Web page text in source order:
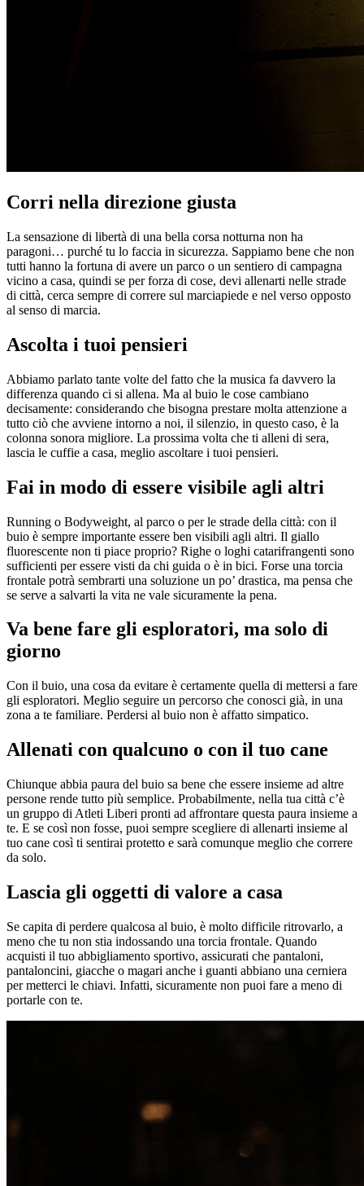
Corri nella direzione giusta
La sensazione di libertà di una bella corsa notturna non ha
paragoni… purché tu lo faccia in sicurezza. Sappiamo bene che non
tutti hanno la fortuna di avere un parco o un sentiero di campagna
vicino a casa, quindi se per forza di cose, devi allenarti nelle strade
di città, cerca sempre di correre sul marciapiede e nel verso opposto
al senso di marcia.
Ascolta i tuoi pensieri
Abbiamo parlato tante volte del fatto che la musica fa davvero la
differenza quando ci si allena. Ma al buio le cose cambiano
decisamente: considerando che bisogna prestare molta attenzione a
tutto ciò che avviene intorno a noi, il silenzio, in questo caso, è la
colonna sonora migliore. La prossima volta che ti alleni di sera,
lascia le cuffie a casa, meglio ascoltare i tuoi pensieri.
Fai in modo di essere visibile agli altri
Running o Bodyweight, al parco o per le strade della città: con il
buio è sempre importante essere ben visibili agli altri. Il giallo
fluorescente non ti piace proprio? Righe o loghi catarifrangenti sono
sufficienti per essere visti da chi guida o è in bici. Forse una torcia
frontale potrà sembrarti una soluzione un po’ drastica, ma pensa che
se serve a salvarti la vita ne vale sicuramente la pena.
Va bene fare gli esploratori, ma solo di
giorno
Con il buio, una cosa da evitare è certamente quella di mettersi a fare
gli esploratori. Meglio seguire un percorso che conosci già, in una
zona a te familiare. Perdersi al buio non è affatto simpatico.
Allenati con qualcuno o con il tuo cane
Chiunque abbia paura del buio sa bene che essere insieme ad altre
persone rende tutto più semplice. Probabilmente, nella tua città c’è
un gruppo di Atleti Liberi pronti ad affrontare questa paura insieme a
te. E se così non fosse, puoi sempre scegliere di allenarti insieme al
tuo cane così ti sentirai protetto e sarà comunque meglio che correre
da solo.
Lascia gli oggetti di valore a casa
Se capita di perdere qualcosa al buio, è molto difficile ritrovarlo, a
meno che tu non stia indossando una torcia frontale. Quando
acquisti il tuo abbigliamento sportivo, assicurati che pantaloni,
pantaloncini, giacche o magari anche i guanti abbiano una cerniera
per metterci le chiavi. Infatti, sicuramente non puoi fare a meno di
portarle con te.